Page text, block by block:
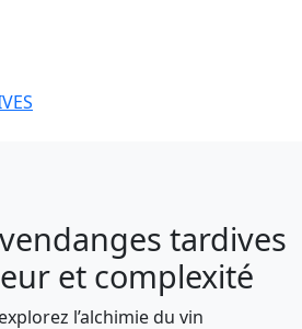
tardives
et complexité
l’alchimie du vin